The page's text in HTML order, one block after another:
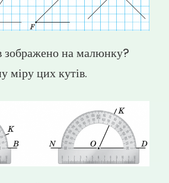
зображено на малюнку?
міру цих кутів.